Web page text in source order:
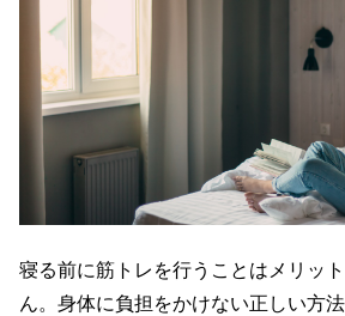
寝る前に筋トレを行うことはメリッ
ん。身体に負担をかけない正しい方